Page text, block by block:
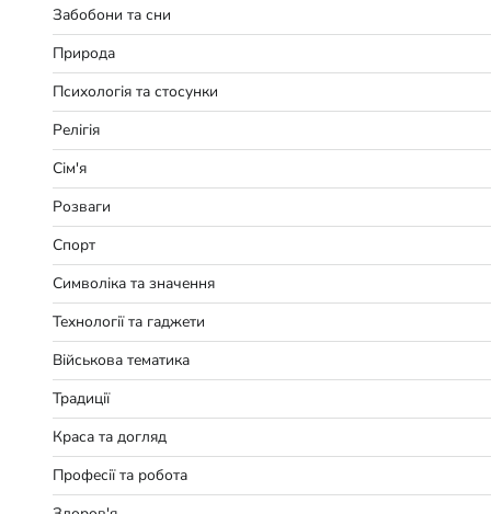
Забобони та сни
Природа
Психологія та стосунки
Релігія
Сім'я
Розваги
Спорт
Символіка та значення
Технології та гаджети
Військова тематика
Традиції
Краса та догляд
Професії та робота